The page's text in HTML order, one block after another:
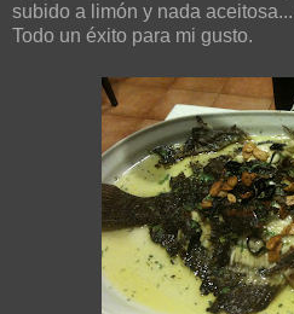
subido a limón y nada
Todo un éxito para mi gusto.